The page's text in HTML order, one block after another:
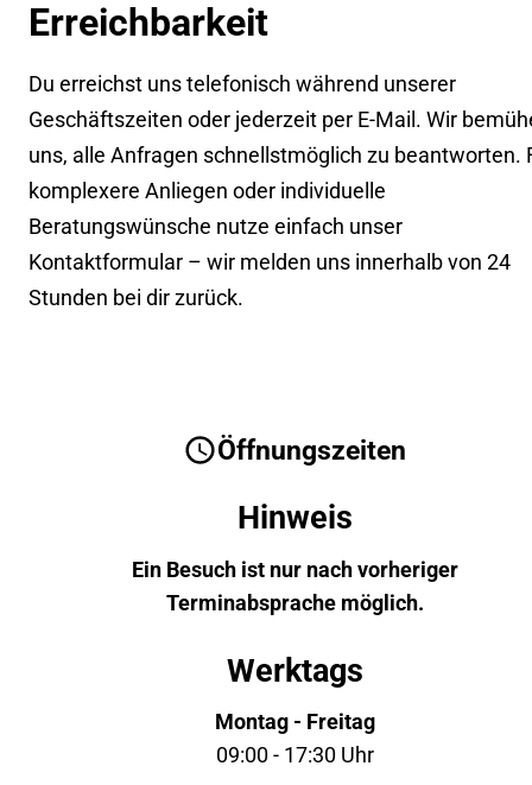
Erreichbarkeit
Du erreichst uns telefonisch während unserer
Geschäftszeiten oder jederzeit per E-Mail. Wir
uns, alle Anfragen schnellstmöglich zu beantworten.
komplexere Anliegen oder individuelle
Beratungswünsche nutze einfach unser
Kontaktformular – wir melden uns innerhalb von 24
Stunden bei dir zurück.
Öffnungszeiten
Hinweis
Ein Besuch ist nur nach vorheriger
Terminabsprache möglich.
Werktags
Montag - Freitag
09:00 - 17:30 Uhr